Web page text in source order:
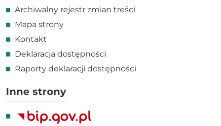
Archiwalny rejestr zmian treści
Mapa strony
Kontakt
Deklaracja dostępności
Raporty deklaracji dostępności
Inne strony